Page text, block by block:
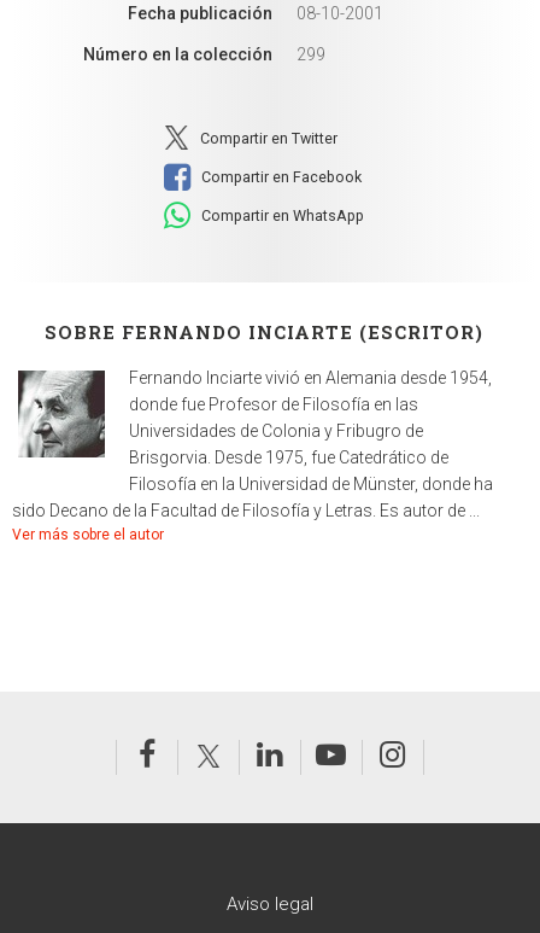
Fecha publicación
08-10-2001
Número en la colección 299
Compartir en Twitter
Compartir en Facebook
Compartir en WhatsApp
SOBRE FERNANDO INCIARTE (ESCRITOR)
Fernando Inciarte vivió en Alemania desde 1954,
donde fue Profesor de Filosofía en las
Universidades de Colonia y Fribugro de
Brisgorvia. Desde 1975, fue Catedrático de
Filosofía en la Universidad de Münster, donde ha
sido Decano de la Facultad de Filosofía y Letras. Es autor de ...
Ver más sobre el autor
Aviso legal